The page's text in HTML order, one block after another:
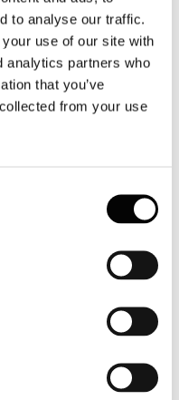
to analyse our traffic.
use of our site with
analytics partners who
that you’ve
from your use
Economic Forum:
è ancora basso
di 11 fari italiani
crociere da Venezia a
a Pietrarsa. Da gennaio a
scatena la polemica